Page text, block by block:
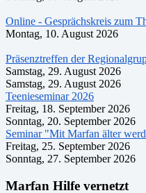
Online - Gesprächskreis zum
Montag, 10. August 2026
Präsenztreffen der
Samstag, 29. August 2026
Samstag, 29. August 2026
Teenieseminar 2026
Freitag, 18. September 2026
Sonntag, 20. September 2026
Seminar "Mit Marfan älter
Freitag, 25. September 2026
Sonntag, 27. September 2026
Marfan Hilfe vernetzt